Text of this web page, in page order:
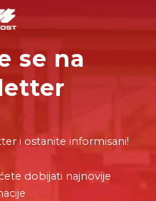
se na
i ostanite informisani!
dobijati najnovije